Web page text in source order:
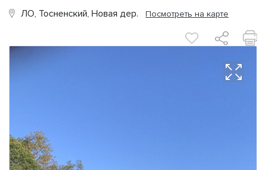
ЛО, Тосненский, Новая дер. Посмотреть на карте